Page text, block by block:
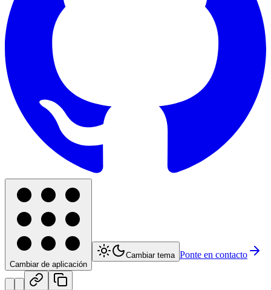
Cambiar de aplicación
Cambiar tema Ponte en contacto